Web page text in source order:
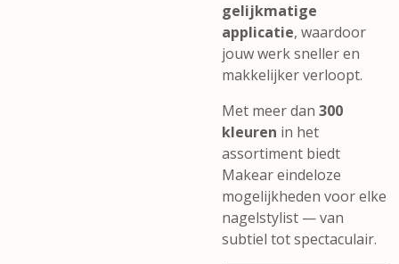
gelijkmatige
applicatie, waardoor
jouw werk sneller en
makkelijker verloopt.
Met meer dan 300
kleuren in het
assortiment biedt
Makear eindeloze
mogelijkheden voor elke
nagelstylist — van
subtiel tot spectaculair.